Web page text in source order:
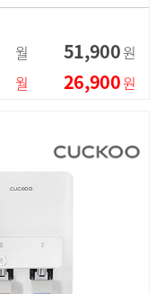
월 51,900원
월 26,900원